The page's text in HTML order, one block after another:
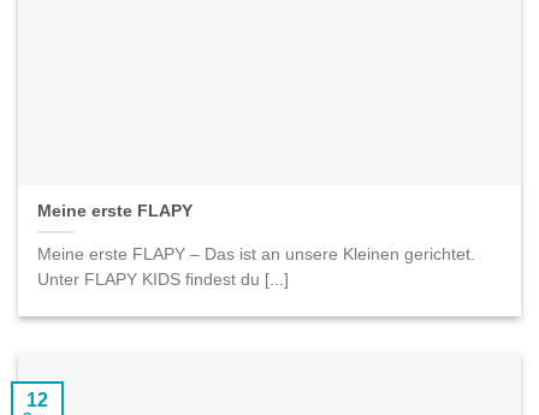
Meine erste FLAPY
Meine erste FLAPY – Das ist an unsere Kleinen gerichtet.
Unter FLAPY KIDS findest du [...]
12